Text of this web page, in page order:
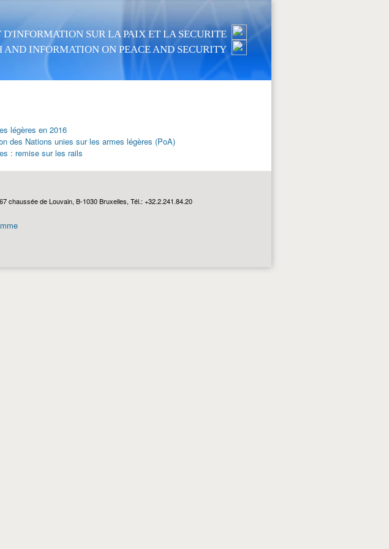
D'INFORMATION SUR LA PAIX ET LA SECURITE
AND INFORMATION ON PEACE AND SECURITY
légères en 2016
des Nations unies sur les armes légères (PoA)
: remise sur les rails
chaussée de Louvain, B-1030 Bruxelles, Tél.: +32.2.241.84.20